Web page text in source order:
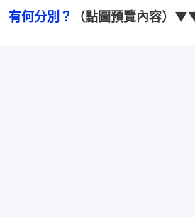
有何分別？
（點圖預覽內容）